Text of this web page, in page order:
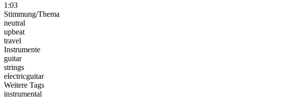
1:03
Stimmung/Thema
neutral
upbeat
travel
Instrumente
guitar
strings
electricguitar
Weitere Tags
instrumental